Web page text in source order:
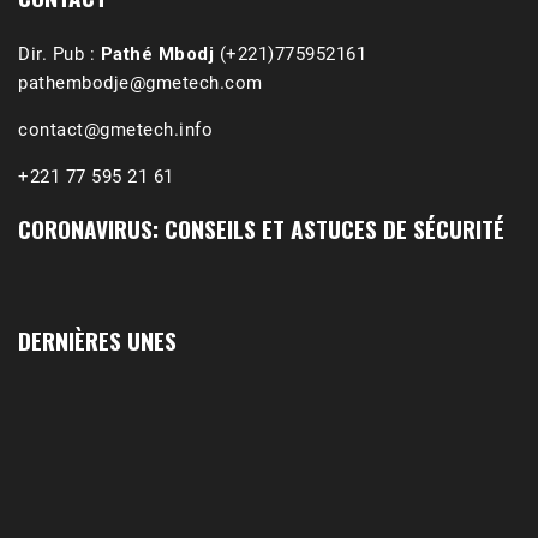
Dir. Pub : Pathé Mbodj (+221)775952161
pathembodje@gmetech.com
contact@gmetech.info
+221 77 595 21 61
CORONAVIRUS: CONSEILS ET ASTUCES DE SÉCURITÉ
DERNIÈRES UNES